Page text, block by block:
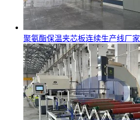
聚氨酯保温夹芯板连续生产线厂家